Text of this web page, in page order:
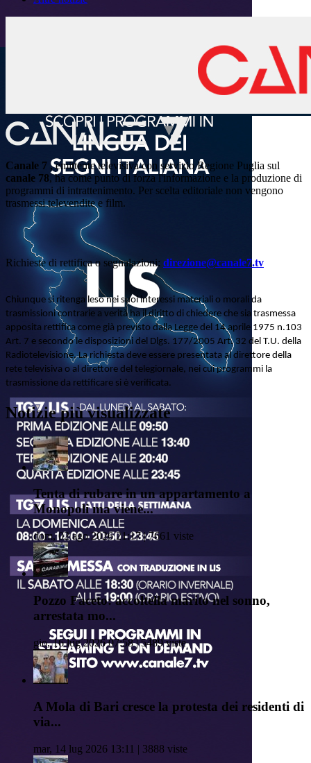
Canale 7 , emittente televisiva con servizio Regione Puglia sul
canale 78, ha come punto di forza l'informazione e la produzione di
programmi di intrattenimento. Per scelta editoriale non vengono
trasmessi televendite e film.
Richieste di rettifica o segnalazioni: direzione@canale7.tv
Chiunque si ritenga leso nei suoi interessi materiali o morali da
trasmissioni contrarie a verità ha il diritto di chiedere che sia trasmessa
apposita rettifica come già previsto dalla Legge del 14 aprile 1975 n.103
Art. 7 e secondo le disposizioni del Dlgs. 177/2005 Art. 32 del T.U. della
Radiotelevisione. La richiesta deve essere presentata al direttore della
rete televisiva o al direttore del telegiornale, nei cui programmi la
trasmissione da rettificare si è verificata.
Notizie più visualizzate
Tenta di rubare in un appartamento a
Monopoli ma viene...
dom, 02 ago 2026 21:17 | 7661 viste
Pozzo Faceto: accoltella marito nel sonno,
arrestata mo...
gio, 16 lug 2026 07:58 | 5489 viste
A Mola di Bari cresce la protesta dei residenti di
via...
mar, 14 lug 2026 13:11 | 3888 viste